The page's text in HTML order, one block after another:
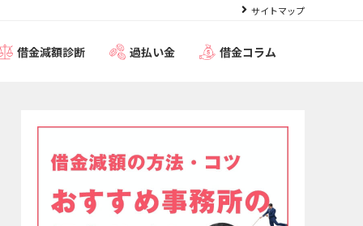
サイトマップ
借金減額診断 過払い金 借金コラム